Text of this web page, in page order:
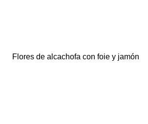
Flores de alcachofa con foie y jamón